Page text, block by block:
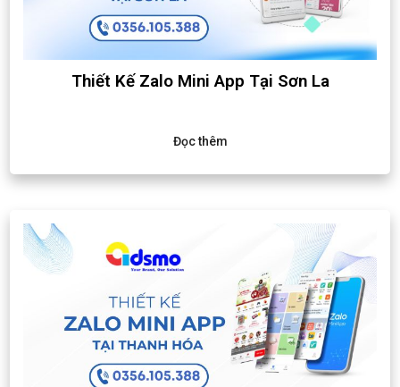
Thiết Kế Zalo Mini App Tại Sơn La
Đọc thêm